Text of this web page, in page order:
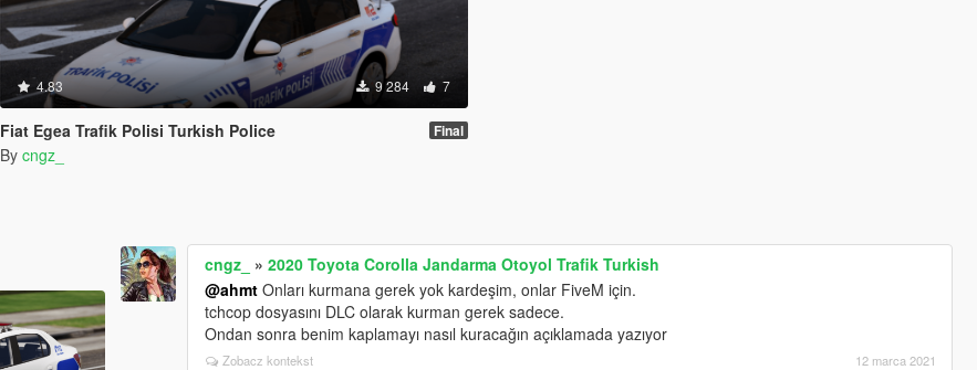
4.83 9 284 7
Fiat Egea Trafik Polisi Turkish Police Final
By cngz_
cngz_ »2020 Toyota Corolla Jandarma Otoyol Trafik Turkish
@ahmt Onları kurmana gerek yok kardeşim, onlar FiveM için.
tchcop dosyasını DLC olarak kurman gerek sadece.
Ondan sonra benim kaplamayı nasıl kuracağın açıklamada yazıyor
Zobacz kontekst 12 marca 2021